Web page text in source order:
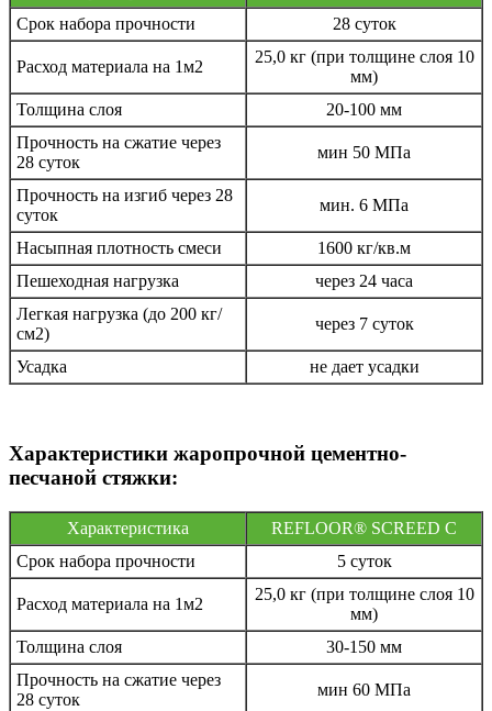
Срок набора прочности
28 суток
Расход материала на 1м2
25,0 кг (при толщине слоя 10
мм)
Толщина слоя
20-100 мм
Прочность на сжатие через
28 суток
мин 50 МПа
Прочность на изгиб через 28
суток
мин. 6 МПа
Насыпная плотность смеси
1600 кг/кв.м
Пешеходная нагрузка
через 24 часа
Легкая нагрузка (до 200 кг/
см2)
через 7 суток
Усадка не дает усадки
Характеристики жаропрочной цементно-
песчаной стяжки:
Характеристика
REFLOOR® SCREED C
Срок набора прочности
5 суток
Расход материала на 1м2
25,0 кг (при толщине слоя 10
мм)
Толщина слоя
30-150 мм
Прочность на сжатие через
28 суток
мин 60 МПа